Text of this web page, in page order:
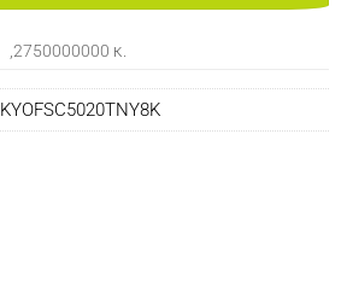
,2750000000 κ.
KYOFSC5020TNY8K